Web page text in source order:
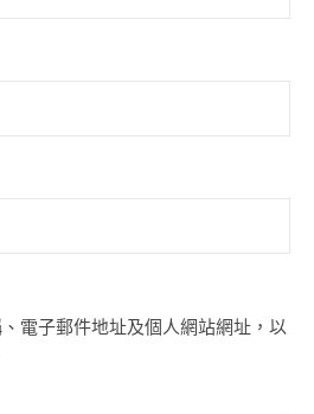
電子郵件地址及個人網站網址，以